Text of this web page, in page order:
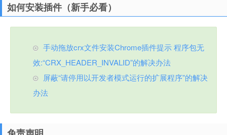
如何安装插件（新手必看）
手动拖放crx文件安装Chrome插件提示 程序包无
效:“CRX_HEADER_INVALID”的解决办法
屏蔽“请停用以开发者模式运行的扩展程序”的解决
办法